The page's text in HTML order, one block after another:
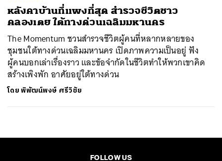
หลังคาบ้านที่แพงที่สุด สำรวจชีวิตชาว
คลองเตย ใต้ทางด่วนเฉลิมมหานคร
The Momentum ชวนสำรวจชีวิตผู้คนที่หลากหลายของ
ชุมชนใต้ทางด่วนเฉลิมมหานคร เปิดภาพความเป็นอยู่ ฟัง
ผู้คนบอกเล่าเรื่องราว และข้อจำกัดในชีวิตทำให้พวกเขาคิด
สร้างเพิงพัก อาศัยอยู่ใต้ทางด่วน
โดยพิพัฒน์พงษ์ ศรีวิชัย
FOLLOW US